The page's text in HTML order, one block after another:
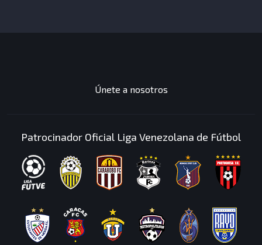
Únete a nosotros
Patrocinador Oficial Liga Venezolana de Fútbol
Has completado una
mision